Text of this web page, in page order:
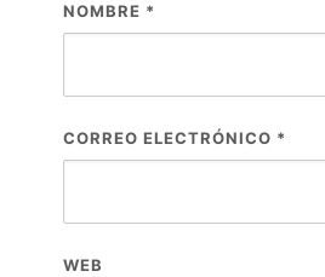
NOMBRE *
CORREO ELECTRÓNICO *
WEB